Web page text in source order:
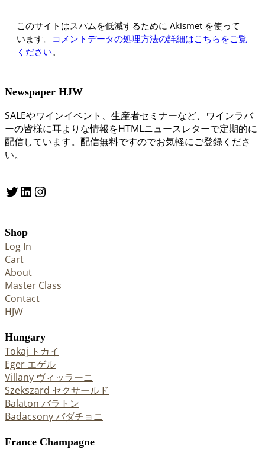
このサイトはスパムを低減するために Akismet を使って
います。 コメントデータの処理方法の詳細はこちらをご覧
ください。
Newspaper HJW
SALEやワインイベント、生産者セミナーなど、ワインラバ
ーの皆様に耳よりな情報をHTMLニュースレターで定期的に
配信しています。配信無料ですのでお気軽にご登録くださ
い。
Twitter LinkedIn Instagram
Shop
Log In
Cart
About
Master Class
Contact
HJW
Hungary
Tokaj トカイ
Eger エゲル
Villany ヴィッラーニ
Szekszard セクサールド
Balaton バラトン
Badacsony バダチョニ
France Champagne